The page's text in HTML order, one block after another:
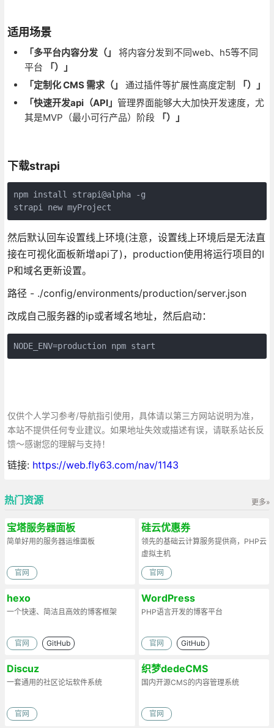
适用场景
「多平台内容分发（」
将内容分发到不同web、h5等不同
平台
「）」
「定制化 CMS 需求（」
通过插件等扩展性高度定制
「）」
「快速开发api（API」 管理界面能够大大加快开发速度，尤
其是MVP（最小可行产品）阶段
「）」
下载strapi
npm install strapi@alpha -g
strapi new myProject
然后默认回车设置线上环境(注意，设置线上环境后是无法直
接在可视化面板新增api了)，production使用将运行项目的I
P和域名更新设置。
路径 - ./config/environments/production/server.json
改成自己服务器的ip或者域名地址，然后启动：
NODE_ENV=production npm start
仅供个人学习参考/导航指引使用，具体请以第三方网站说明为准，
本站不提供任何专业建议。如果地址失效或描述有误，请联系站长反
馈～感谢您的理解与支持！
链接: https://web.fly63.com/nav/1143
更多»
热门资源
宝塔服务器面板
简单好用的服务器运维面板
官网
硅云优惠券
领先的基础云计算服务提供商，PHP云
虚拟主机
官网
hexo
一个快速、简洁且高效的博客框架
官网 GitHub
WordPress
PHP语言开发的博客平台
官网 GitHub
Discuz
一套通用的社区论坛软件系统
官网
织梦dedeCMS
国内开源CMS的内容管理系统
官网